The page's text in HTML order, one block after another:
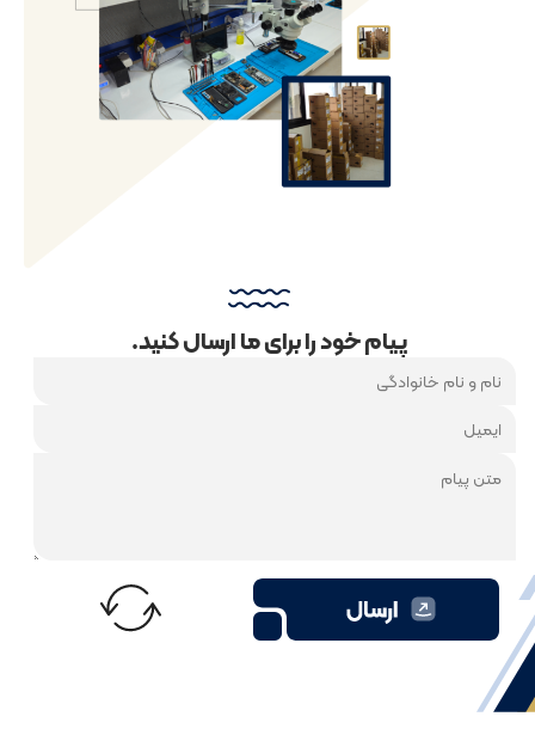
پیام خود را برای ما ارسال کنید.